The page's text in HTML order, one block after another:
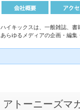
ハイキックスは、一般雑誌、書
あらゆるメディアの企画・編集
アトーニーズマ